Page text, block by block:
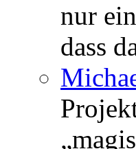
nur
dass